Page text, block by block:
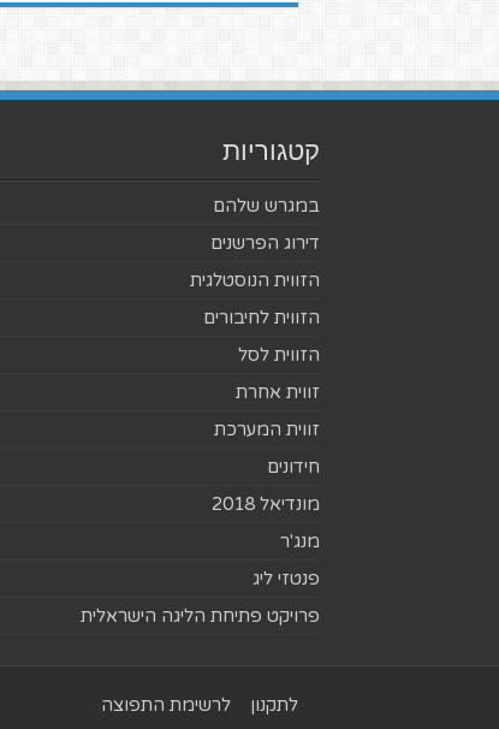
קטגוריות
במגרש שלהם
דירוג הפרשנים
הזווית הנוסטלגית
הזווית לחיבורים
הזווית לסל
זווית אחרת
זווית המערכת
חידונים
מונדיאל 2018
מנג'ר
פנטזי ליג
פרויקט פתיחת הליגה הישראלית
לתקנון לרשימת התפוצה